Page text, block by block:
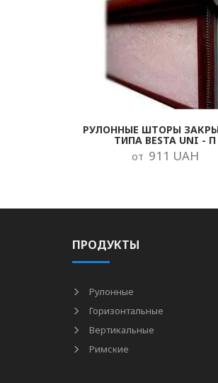
РУЛОННЫЕ ШТОРЫ
ТИПА BESTA UNI - П
от 911 UAH
ПРОДУКТЫ
Рулонные
Горизонтальные
Вертикальные
Римские